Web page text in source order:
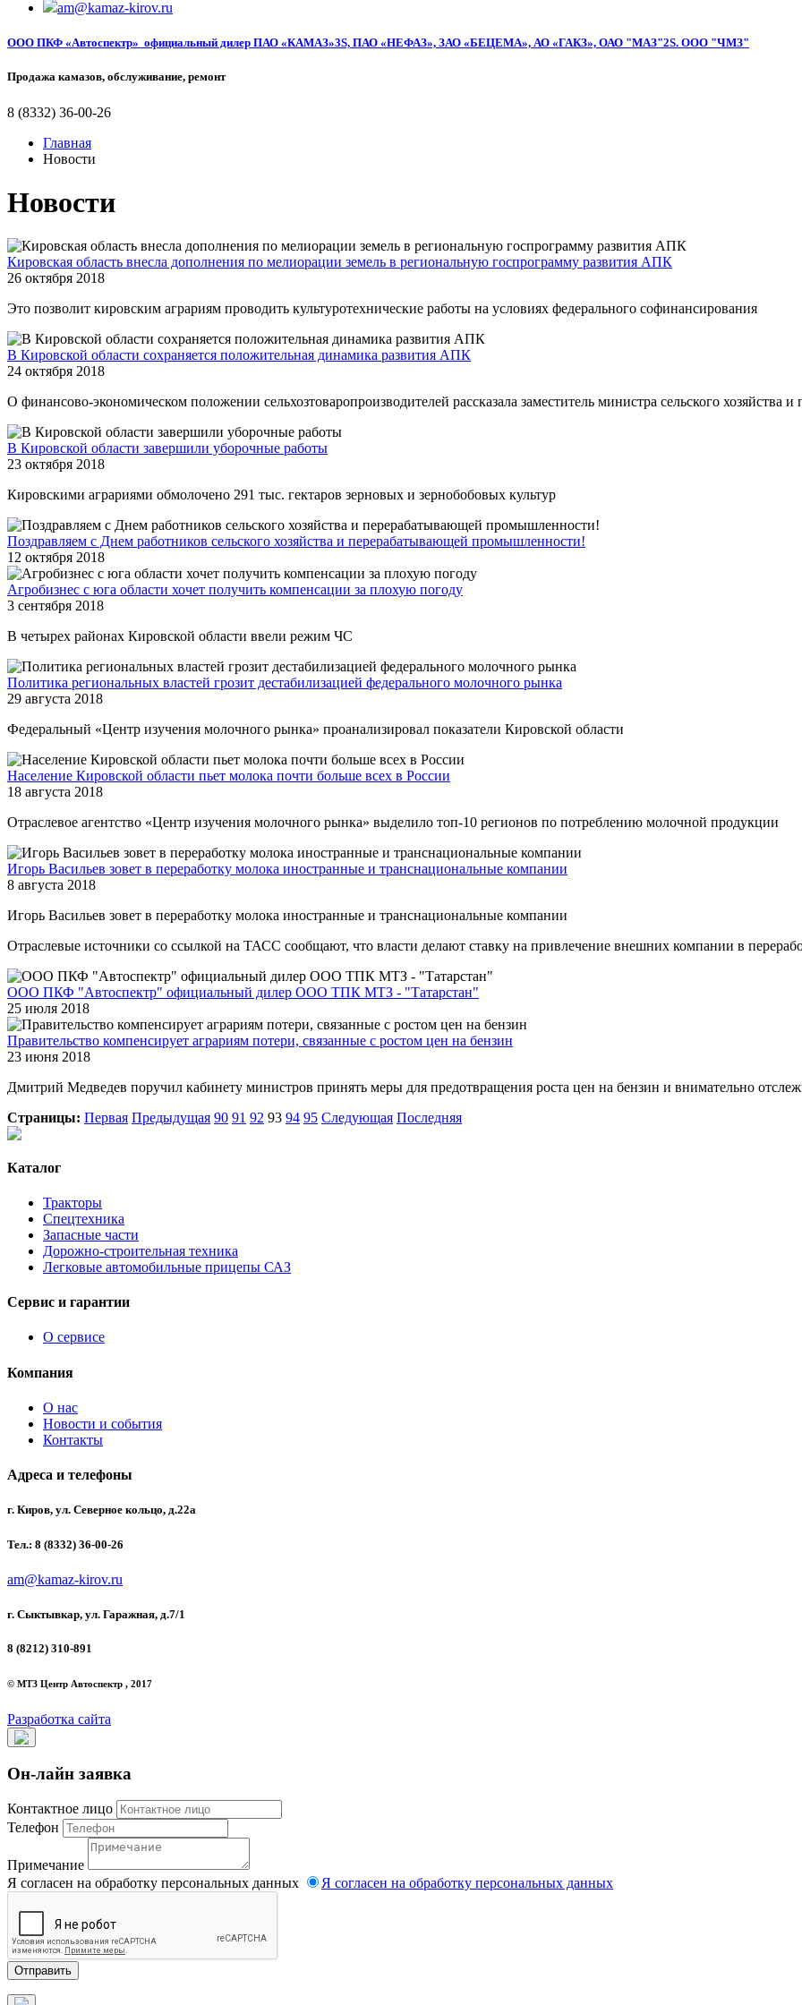
am@kamaz-kirov.ru
ООО ПКФ «Автоспектр» официальный дилер ПАО «КАМАЗ»3S, ПАО «НЕФАЗ», ЗАО «БЕЦЕМА», АО «ГАКЗ», ОАО "МАЗ"2S. ООО "ЧМЗ"
Продажа камазов, обслуживание, ремонт
8 (8332) 36-00-26
Главная
Новости
Новости
Кировская область внесла дополнения по мелиорации земель в региональную госпрограмму развития АПК
26 октября 2018
Это позволит кировским аграриям проводить культуротехнические работы на условиях федерального софинансирования
В Кировской области сохраняется положительная динамика развития АПК
24 октября 2018
О финансово-экономическом положении сельхозтоваропроизводителей рассказала заместитель министра сельского хозяйства и
В Кировской области завершили уборочные работы
23 октября 2018
Кировскими аграриями обмолочено 291 тыс. гектаров зерновых и зернобобовых культур
Поздравляем с Днем работников сельского хозяйства и перерабатывающей промышленности!
12 октября 2018
Агробизнес с юга области хочет получить компенсации за плохую погоду
3 сентября 2018
В четырех районах Кировской области ввели режим ЧС
Политика региональных властей грозит дестабилизацией федерального молочного рынка
29 августа 2018
Федеральный «Центр изучения молочного рынка» проанализировал показатели Кировской области
Население Кировской области пьет молока почти больше всех в России
18 августа 2018
Отраслевое агентство «Центр изучения молочного рынка» выделило топ-10 регионов по потреблению молочной продукции
Игорь Васильев зовет в переработку молока иностранные и транснациональные компании
8 августа 2018
Игорь Васильев зовет в переработку молока иностранные и транснациональные компании
Отраслевые источники со ссылкой на ТАСС сообщают, что власти делают ставку на привлечение внешних компании в
ООО ПКФ "Автоспектр" официальный дилер ООО ТПК МТЗ - "Татарстан"
25 июля 2018
Правительство компенсирует аграриям потери, связанные с ростом цен на бензин
23 июня 2018
Дмитрий Медведев поручил кабинету министров принять меры для предотвращения роста цен на бензин и внимательно
Страницы: Первая Предыдущая 90 91 92 93 94 95 Следующая Последняя
Каталог
Тракторы
Спецтехника
Запасные части
Дорожно-строительная техника
Легковые автомобильные прицепы САЗ
Сервис и гарантии
О сервисе
Компания
О нас
Новости и события
Контакты
Адреса и телефоны
г. Киров, ул. Северное кольцо, д.22а
Тел.: 8 (8332) 36-00-26
am@kamaz-kirov.ru
г. Сыктывкар, ул. Гаражная, д.7/1
8 (8212) 310-891
© МТЗ Центр Автоспектр , 2017
Разработка сайта
Он-лайн заявка
Контактное лицо
Телефон
Примечание
Я согласен на обработку персональных данных
Я согласен на обработку персональных данных
Отправить